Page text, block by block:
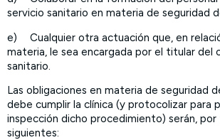
servicio sanitario en materia de seguridad
e)
Cualquier otra actuación que, en
materia, le sea encargada por el titular del
sanitario.
Las obligaciones en materia de seguridad
debe cumplir la clínica (y protocolizar para
inspección dicho procedimiento) serán, por
siguientes: